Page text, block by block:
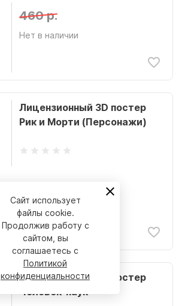
460 р.
Нет в наличии
Лицензионный 3D постер
Рик и Морти (Персонажи)
Нет в наличии
Лицензионный 3D постер
Человек-паук
Сайт использует
файлы cookie.
Продолжив работу с
сайтом, вы
соглашаетесь с
Политикой
конфиденциальности